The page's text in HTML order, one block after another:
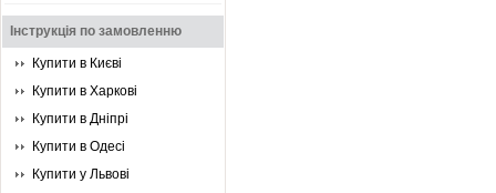
Інструкція по замовленню
Купити в Києві
Купити в Харкові
Купити в Дніпрі
Купити в Одесі
Купити у Львові